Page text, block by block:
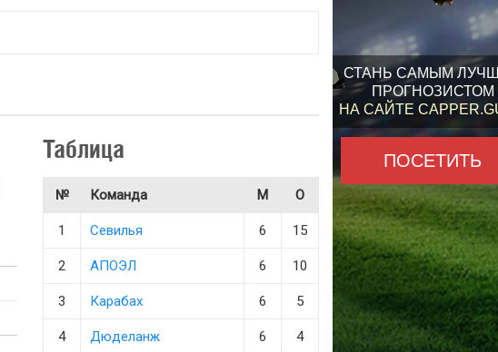
СТАНЬ САМЫМ
ПРОГНОЗИСТОМ
НА САЙТЕ
ПОСЕТИТЬ
Таблица
№ Команда М О
1 Севилья 6 15
2 АПОЭЛ 6 10
3 Карабах 6 5
4 Дюделанж 6 4